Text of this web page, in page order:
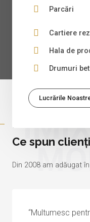
Parcări
Cartiere
Hala de
Drumuri
Lucrările
RECENZII
Ce spun
Din 2008 am adăugat
“Multumesc